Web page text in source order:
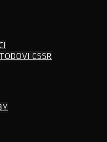
CSSR